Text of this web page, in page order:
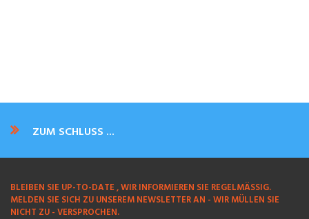
ZUM SCHLUSS ...
BLEIBEN SIE UP-TO-DATE , WIR INFORMIEREN SIE REGELMÄSSIG.
MELDEN SIE SICH ZU UNSEREM NEWSLETTER AN - WIR MÜLLEN SIE
NICHT ZU - VERSPROCHEN.